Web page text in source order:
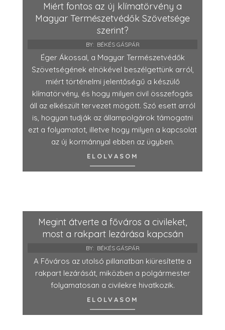
Miért fontos az új klímatörvény a
Magyar Természetvédők Szövetsége
szerint?
BY: BÉKÉS GÁSPÁR
Éger Ákossal, a Magyar Természetvédők
Szövetségének elnökével beszélgettünk arról,
miért történelmi jelentőségű a készülő
klímatörvény, és hogy milyen civil összefogás
áll az elkészült tervezet mögött. Szó esett arról
is, hogyan tudják az állampolgárok támogatni
ezt a folyamatot, illetve hogy milyen a kapcsolat
az új kormánnyal ebben az ügyben.
ELOLVASOM
Megint átverte a főváros a civileket,
most a rakpart lezárása kapcsán
BY: BÉKÉS GÁSPÁR
A Főváros az utolsó pillanatban kiüresítette a
rakpart lezárását, miközben a polgármester
folyamatosan a civilekre hivatkozik.
ELOLVASOM